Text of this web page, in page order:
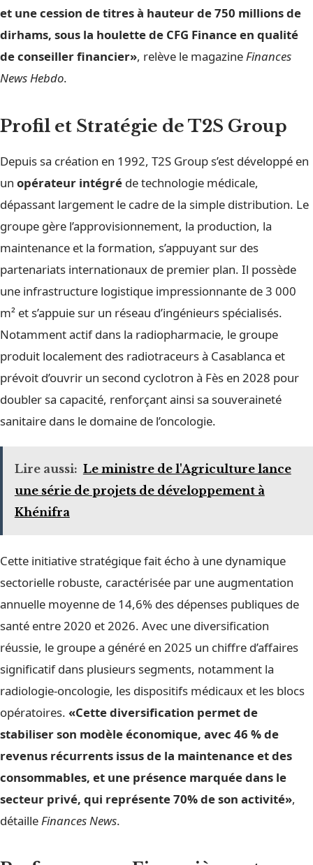
et une cession de titres à hauteur de 750 millions de
dirhams, sous la houlette de CFG Finance en qualité
de conseiller financier», relève le magazine Finances
News Hebdo.
Profil et Stratégie de T2S Group
Depuis sa création en 1992, T2S Group s’est développé en
un opérateur intégré de technologie médicale,
dépassant largement le cadre de la simple distribution. Le
groupe gère l’approvisionnement, la production, la
maintenance et la formation, s’appuyant sur des
partenariats internationaux de premier plan. Il possède
une infrastructure logistique impressionnante de 3 000
m² et s’appuie sur un réseau d’ingénieurs spécialisés.
Notamment actif dans la radiopharmacie, le groupe
produit localement des radiotraceurs à Casablanca et
prévoit d’ouvrir un second cyclotron à Fès en 2028 pour
doubler sa capacité, renforçant ainsi sa souveraineté
sanitaire dans le domaine de l’oncologie.
Lire aussi: Le ministre de l'Agriculture lance
une série de projets de développement à
Khénifra
Cette initiative stratégique fait écho à une dynamique
sectorielle robuste, caractérisée par une augmentation
annuelle moyenne de 14,6% des dépenses publiques de
santé entre 2020 et 2026. Avec une diversification
réussie, le groupe a généré en 2025 un chiffre d’affaires
significatif dans plusieurs segments, notamment la
radiologie-oncologie, les dispositifs médicaux et les blocs
opératoires. «Cette diversification permet de
stabiliser son modèle économique, avec 46 % de
revenus récurrents issus de la maintenance et des
consommables, et une présence marquée dans le
secteur privé, qui représente 70% de son activité»,
détaille Finances News.